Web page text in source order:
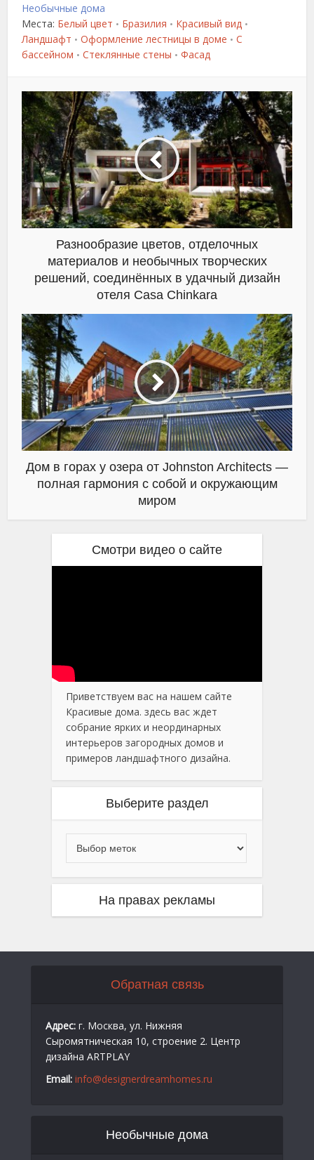
Необычные дома
Места: Белый цвет • Бразилия • Красивый вид •
Ландшафт • Оформление лестницы в доме • С
бассейном • Стеклянные стены • Фасад
Разнообразие цветов, отделочных
материалов и необычных творческих
решений, соединённых в удачный дизайн
отеля Casa Chinkara
Дом в горах у озера от Johnston Architects —
полная гармония с собой и окружающим
миром
Смотри видео о сайте
Приветствуем вас на нашем сайте
Красивые дома. здесь вас ждет
собрание ярких и неординарных
интерьеров загородных домов и
примеров ландшафтного дизайна.
Выберите раздел
На правах рекламы
Обратная связь
Адрес: г. Москва, ул. Нижняя
Сыромятническая 10, строение 2. Центр
дизайна ARTPLAY
Email: info@designerdreamhomes.ru
Необычные дома